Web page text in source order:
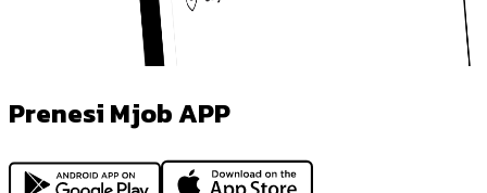
Prenesi Mjob APP